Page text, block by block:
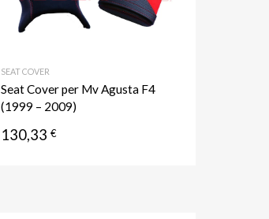
SEAT COVER
Seat Cover per Mv Agusta F4
(1999 – 2009)
130,33 €